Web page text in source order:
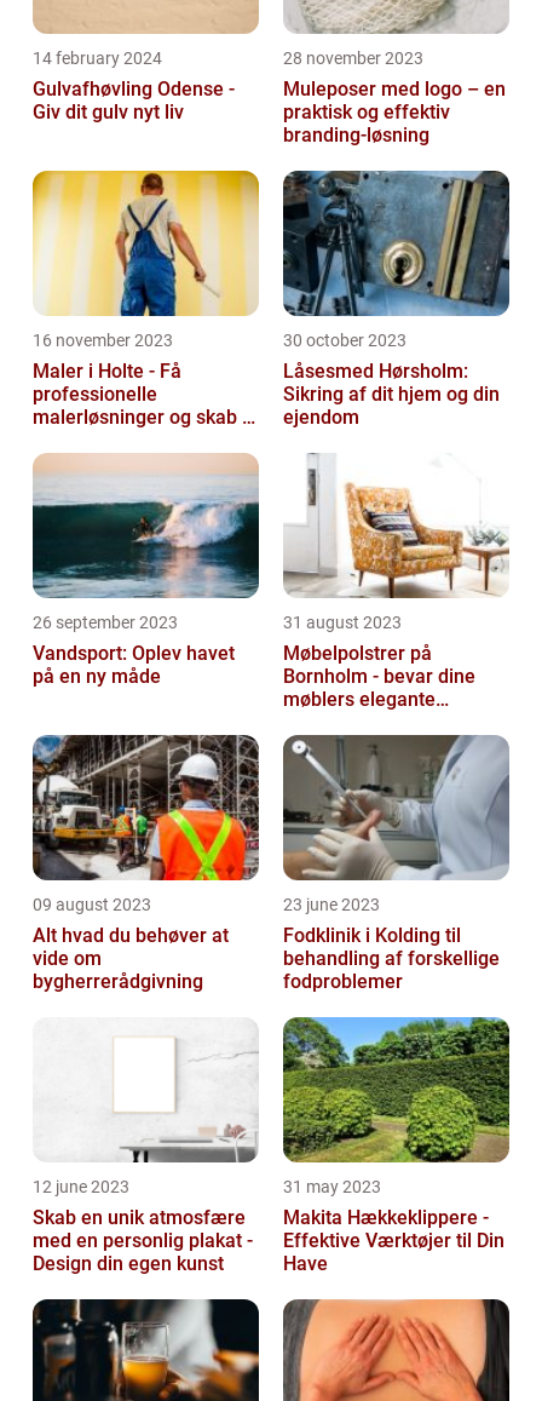
14 february 2024
Gulvafhøvling Odense -
Giv dit gulv nyt liv
28 november 2023
Muleposer med logo – en
praktisk og effektiv
branding-løsning
16 november 2023
Maler i Holte - Få
professionelle
malerløsninger og skab et
30 october 2023
Låsesmed Hørsholm:
Sikring af dit hjem og din
ejendom
26 september 2023
Vandsport: Oplev havet
på en ny måde
31 august 2023
Møbelpolstrer på
Bornholm - bevar dine
møblers elegante
09 august 2023
Alt hvad du behøver at
vide om
bygherrerådgivning
23 june 2023
Fodklinik i Kolding til
behandling af forskellige
fodproblemer
12 june 2023
Skab en unik atmosfære
med en personlig plakat -
Design din egen kunst
31 may 2023
Makita Hækkeklippere -
Effektive Værktøjer til Din
Have